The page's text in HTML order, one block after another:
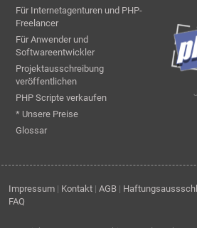
Für Internetagenturen und PHP-
Freelancer
Für Anwender und
Softwareentwickler
Projektausschreibung
veröffentlichen
PHP Scripte verkaufen
* Unsere Preise
Glossar
Impressum | Kontakt | AGB |
FAQ